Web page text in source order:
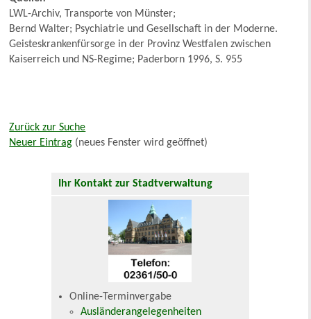
LWL-Archiv, Transporte von Münster;
Bernd Walter; Psychiatrie und Gesellschaft in der Moderne.
Geisteskrankenfürsorge in der Provinz Westfalen zwischen
Kaiserreich und NS-Regime; Paderborn 1996, S. 955
Zurück zur Suche
Neuer Eintrag (neues Fenster wird geöffnet)
Ihr Kontakt zur Stadtverwaltung
Online-Terminvergabe
Ausländerangelegenheiten